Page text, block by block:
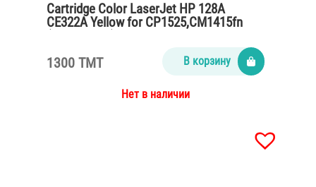
Cartridge Color LaserJet HP 128A
CE322A Yellow for CP1525,CM1415fn
1300 TMT В корзину
Нет в наличии